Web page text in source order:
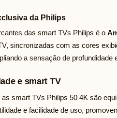
da Philips
das smart TVs Philips é o
sincronizadas com as cores
a sensação de profundidade
e smart TV
smart TVs Philips 50 4K são
e facilidade de uso,